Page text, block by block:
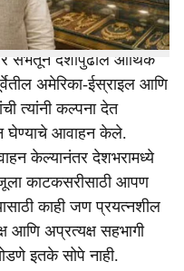
निवडणुका झाल्यानंतर
सभेतून देशापुढील आर्थिक
अमेरिका-ईस्राइल आणि
त्यांनी कल्पना देत
घेण्याचे आवाहन केले.
केल्यानंतर देशभरामध्ये
काटकसरीसाठी आपण
काही जण प्रयत्नशील
आणि अप्रत्यक्ष सहभागी
इतके सोपे नाही.